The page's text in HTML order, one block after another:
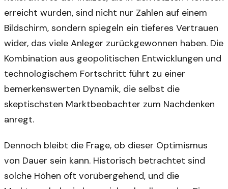
erreicht wurden, sind nicht nur Zahlen auf einem
Bildschirm, sondern spiegeln ein tieferes Vertrauen
wider, das viele Anleger zurückgewonnen haben. Die
Kombination aus geopolitischen Entwicklungen und
technologischem Fortschritt führt zu einer
bemerkenswerten Dynamik, die selbst die
skeptischsten Marktbeobachter zum Nachdenken
anregt.
Dennoch bleibt die Frage, ob dieser Optimismus
von Dauer sein kann. Historisch betrachtet sind
solche Höhen oft vorübergehend, und die